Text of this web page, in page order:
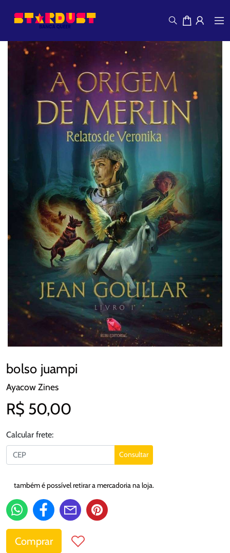
bolso juampi
Ayacow Zines
R$ 50,00
Calcular frete:
Consultar
também é possível retirar a mercadoria na loja.
Comprar